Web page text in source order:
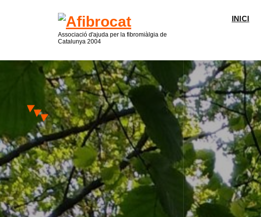
Associació d'ajuda per la fibromiàlgia de
Catalunya 2004
INICI